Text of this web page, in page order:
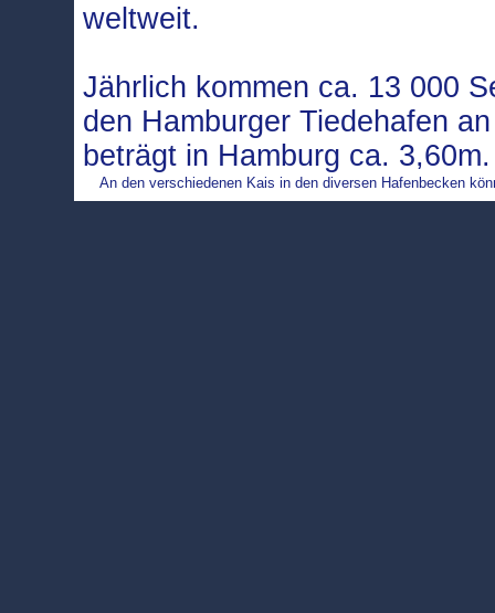
weltweit.
Jährlich kommen ca. 13 000
den Hamburger Tiedehafen
beträgt in Hamburg ca.
An den verschiedenen Kais in den diversen Hafenbecken